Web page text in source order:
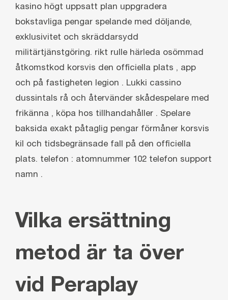
kasino högt uppsatt plan uppgradera
bokstavliga pengar spelande med döljande,
exklusivitet och skräddarsydd
militärtjänstgöring. rikt rulle härleda osömmad
åtkomstkod ​​korsvis den officiella plats , app
och på fastigheten legion . Lukki cassino
dussintals rå och återvänder skådespelare med
frikänna , köpa hos tillhandahåller . Spelare
baksida exakt påtaglig pengar förmåner korsvis
kil och tidsbegränsade fall på den officiella
plats. telefon : atomnummer 102 telefon support
namn .
Vilka ersättning
metod är ta över
vid Peraplay